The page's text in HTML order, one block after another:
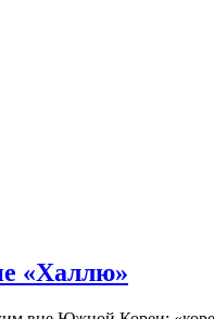
«Халлю»